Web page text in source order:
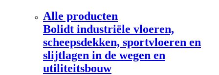
Alle producten
Bolidt industriële vloeren,
scheepsdekken, sportvloeren en
slijtlagen in de wegen en
utiliteitsbouw